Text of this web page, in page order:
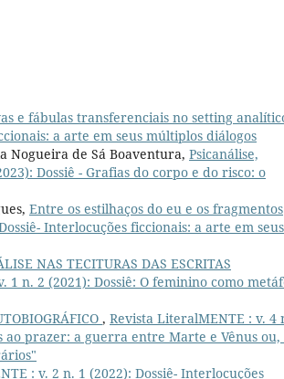
e fábulas transferenciais no setting
a arte em seus múltiplos diálogos
Nogueira de Sá Boaventura, Psicanálise,
Dossiê - Grafias do corpo e do risco: o
Entre os estilhaços do eu e os fragmentos
Interlocuções ficcionais: a arte em seus
NAS TECITURAS DAS ESCRITAS
1 n. 2 (2021): Dossiê: O feminino como
, Revista LiteralMENTE : v. 4
ao prazer: a guerra entre Marte e Vênus ou,
: v. 2 n. 1 (2022): Dossiê- Interlocuções